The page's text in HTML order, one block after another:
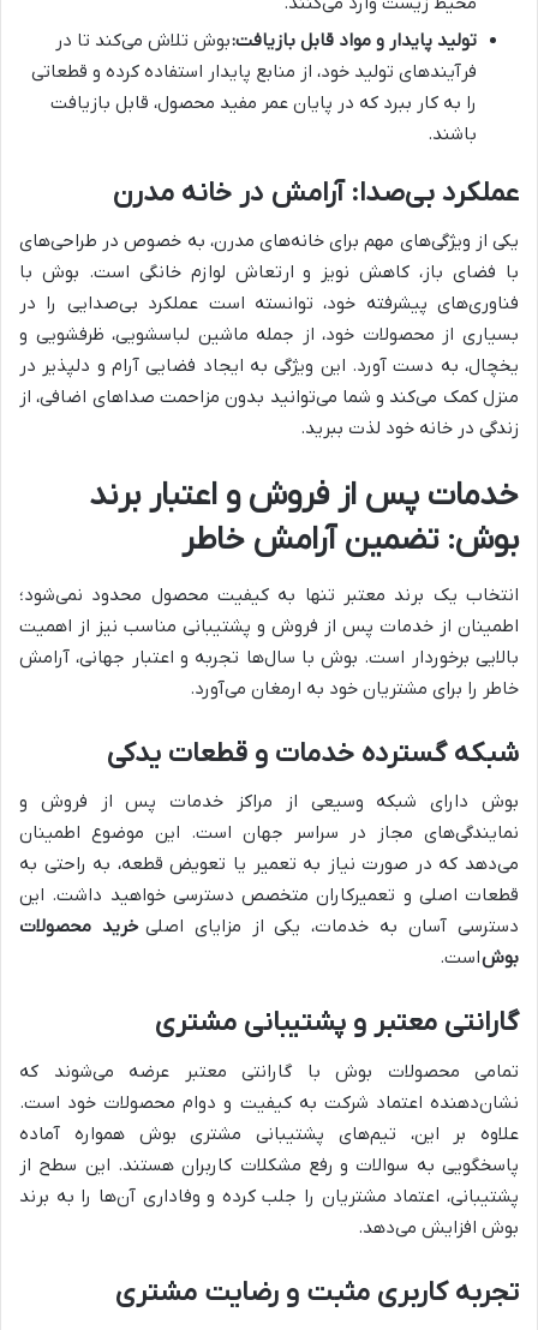
تولید پایدار و مواد قابل بازیافت:بوش تلاش می‌کند تا در
فرآیندهای تولید خود، از منابع پایدار استفاده کرده و قطعاتی
را به کار ببرد که در پایان عمر مفید محصول، قابل بازیافت
باشند.
عملکرد بی‌صدا: آرامش در خانه مدرن
یکی از ویژگی‌های مهم برای خانه‌های مدرن، به خصوص در طراحی‌های
با فضای باز، کاهش نویز و ارتعاش لوازم خانگی است. بوش با
فناوری‌های پیشرفته خود، توانسته است عملکرد بی‌صدایی را در
بسیاری از محصولات خود، از جمله ماشین لباسشویی، ظرفشویی و
یخچال، به دست آورد. این ویژگی به ایجاد فضایی آرام و دلپذیر در
منزل کمک می‌کند و شما می‌توانید بدون مزاحمت صداهای اضافی، از
زندگی در خانه خود لذت ببرید.
خدمات پس از فروش و اعتبار برند
بوش: تضمین آرامش خاطر
انتخاب یک برند معتبر تنها به کیفیت محصول محدود نمی‌شود؛
اطمینان از خدمات پس از فروش و پشتیبانی مناسب نیز از اهمیت
بالایی برخوردار است. بوش با سال‌ها تجربه و اعتبار جهانی، آرامش
خاطر را برای مشتریان خود به ارمغان می‌آورد.
شبکه گسترده خدمات و قطعات یدکی
بوش دارای شبکه وسیعی از مراکز خدمات پس از فروش و
نمایندگی‌های مجاز در سراسر جهان است. این موضوع اطمینان
می‌دهد که در صورت نیاز به تعمیر یا تعویض قطعه، به راحتی به
قطعات اصلی و تعمیرکاران متخصص دسترسی خواهید داشت. این
دسترسی آسان به خدمات، یکی از مزایای اصلی خرید محصولات
بوشاست.
گارانتی معتبر و پشتیبانی مشتری
تمامی محصولات بوش با گارانتی معتبر عرضه می‌شوند که
نشان‌دهنده اعتماد شرکت به کیفیت و دوام محصولات خود است.
علاوه بر این، تیم‌های پشتیبانی مشتری بوش همواره آماده
پاسخگویی به سوالات و رفع مشکلات کاربران هستند. این سطح از
پشتیبانی، اعتماد مشتریان را جلب کرده و وفاداری آن‌ها را به برند
بوش افزایش می‌دهد.
تجربه کاربری مثبت و رضایت مشتری